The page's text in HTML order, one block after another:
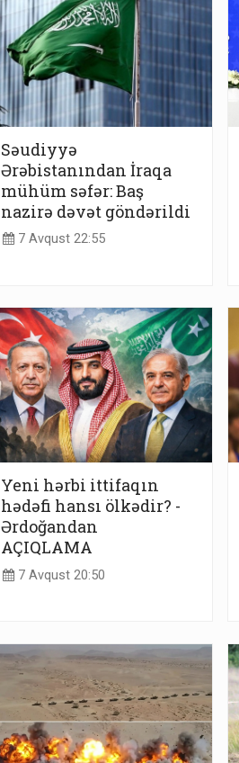
Səudiyyə
Ərəbistanından İraqa
mühüm səfər: Baş
nazirə dəvət göndərildi
7 Avqust 22:55
Yeni hərbi ittifaqın
hədəfi hansı ölkədir? -
Ərdoğandan
AÇIQLAMA
7 Avqust 20:50